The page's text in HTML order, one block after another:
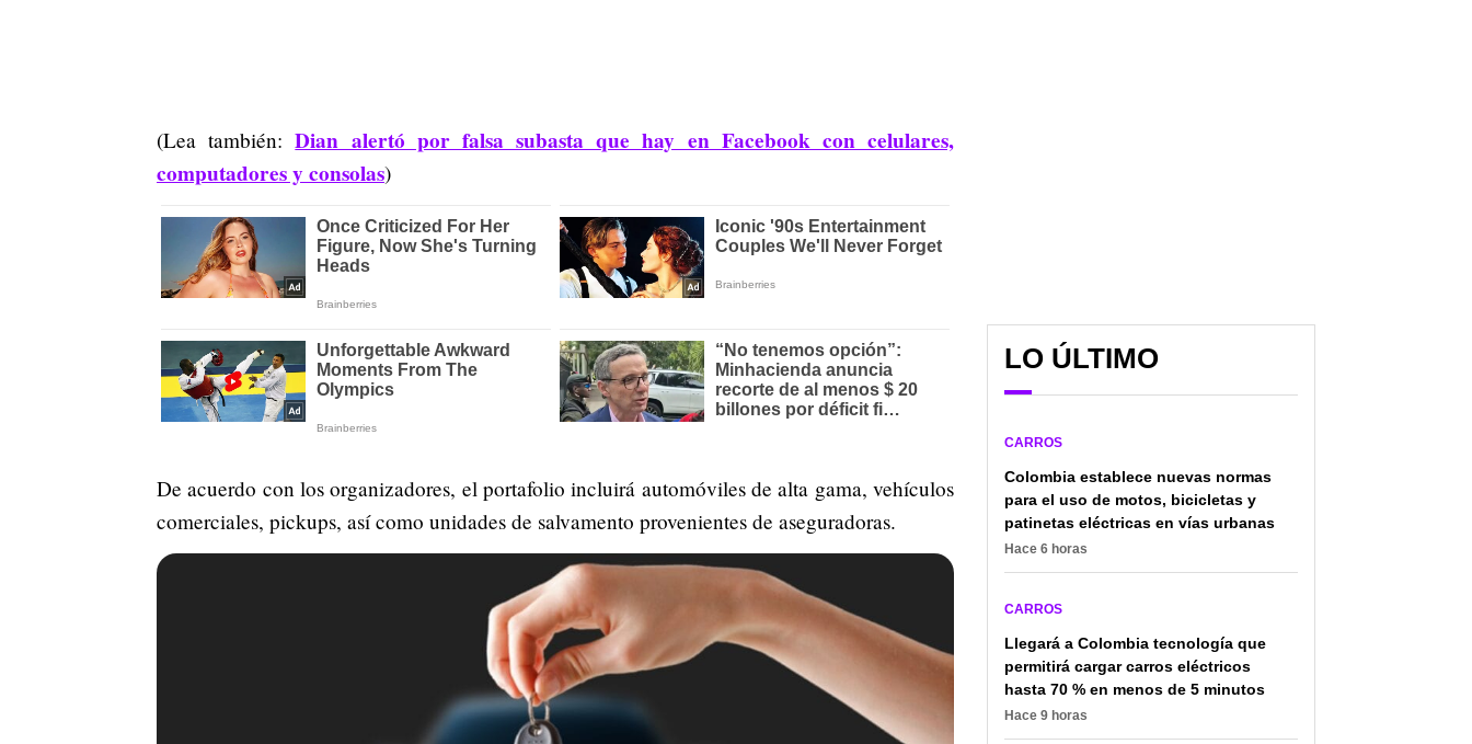
(Lea también:Dian alertó por falsa subasta que hay en Facebook con celulares,
computadores y consolas)
De acuerdo con los organizadores, el portafolio incluirá automóviles de alta gama, vehículos
comerciales, pickups, así como unidades de salvamento provenientes de aseguradoras.
LO ÚLTIMO
CARROS
Colombia establece nuevas normas
para el uso de motos, bicicletas y
patinetas eléctricas en vías urbanas
Hace 6 horas
CARROS
Llegará a Colombia tecnología que
permitirá cargar carros eléctricos
hasta 70 % en menos de 5 minutos
Hace 9 horas